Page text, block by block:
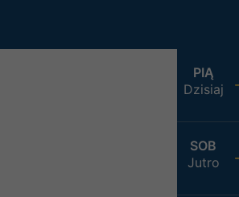
PIĄ
Dzisiaj
SOB
Jutro